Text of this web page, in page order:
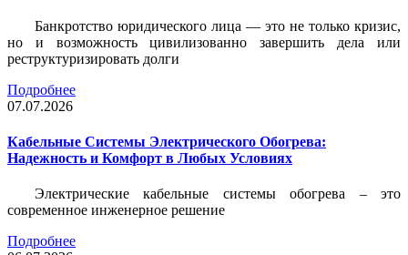
Банкротство юридического лица — это не только кризис,
но и возможность цивилизованно завершить дела или
реструктуризировать долги
Подробнее
07.07.2026
Кабельные Системы Электрического Обогрева:
Надежность и Комфорт в Любых Условиях
Электрические кабельные системы обогрева – это
современное инженерное решение
Подробнее